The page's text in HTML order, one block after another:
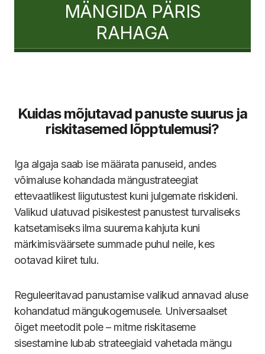
MÄNGIDA PÄRIS
RAHAGA
Kuidas mõjutavad panuste suurus ja
riskitasemed lõpptulemusi?
Iga algaja saab ise määrata panuseid, andes
võimaluse kohandada mängustrateegiat
ettevaatlikest liigutustest kuni julgemate riskideni.
Valikud ulatuvad pisikestest panustest turvaliseks
katsetamiseks ilma suurema kahjuta kuni
märkimisväärsete summade puhul neile, kes
ootavad kiiret tulu.
Reguleeritavad panustamise valikud annavad aluse
kohandatud mängukogemusele. Universaalset
õiget meetodit pole – mitme riskitaseme
sisestamine lubab strateegiaid vahetada mängu